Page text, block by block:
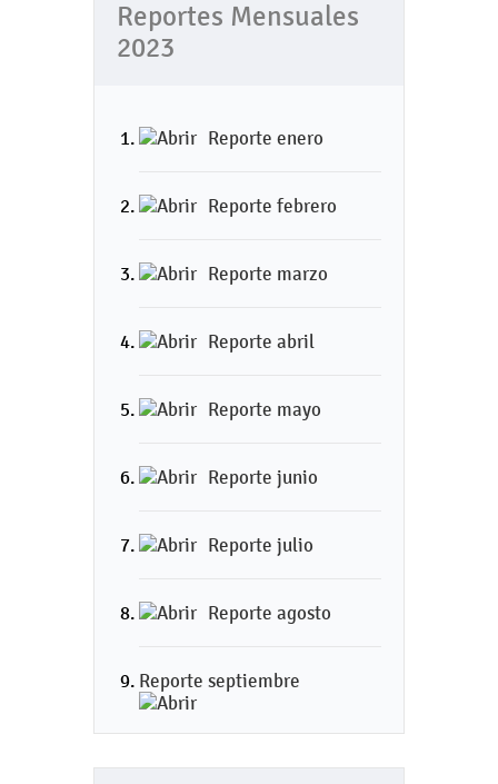
Reportes Mensuales
2023
Reporte enero
Reporte febrero
Reporte marzo
Reporte abril
Reporte mayo
Reporte junio
Reporte julio
Reporte agosto
Reporte septiembre